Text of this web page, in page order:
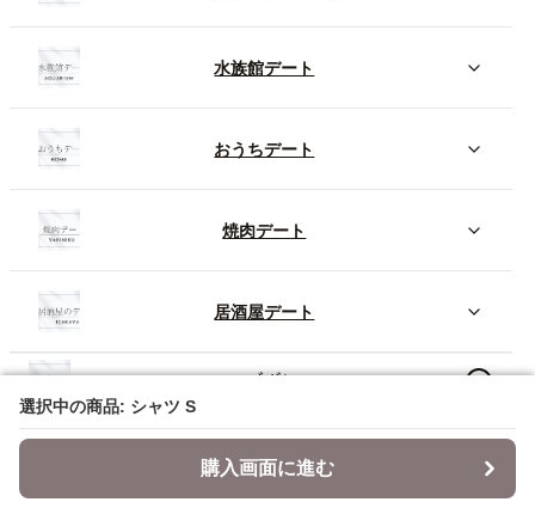
選択中の商品: シャツ S
購入画面に進む
選択中の商品: シャツ S
購入画面に進む
水族館デート
おうちデート
焼肉デート
居酒屋デート
ズボン
ワンピース